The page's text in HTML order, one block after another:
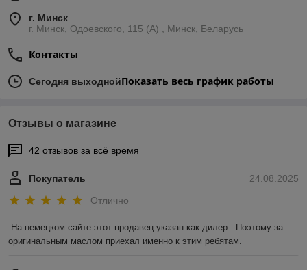
г. Минск
г. Минск, Одоевского, 115 (А) , Минск, Беларусь
Контакты
Сегодня выходнойПоказать весь график работы
Отзывы о магазине
42 отзывов за всё время
24.08.2025
Покупатель
Отлично
На немецком сайте этот продавец указан как дилер.  Поэтому за
оригинальным маслом приехал именно к этим ребятам.